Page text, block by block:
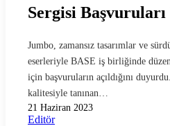
Sergisi Başvuruları
Jumbo, zamansız tasarımlar ve
eserleriyle BASE iş birliğinde
için başvuruların açıldığını
kalitesiyle tanınan…
21 Haziran 2023
Editör